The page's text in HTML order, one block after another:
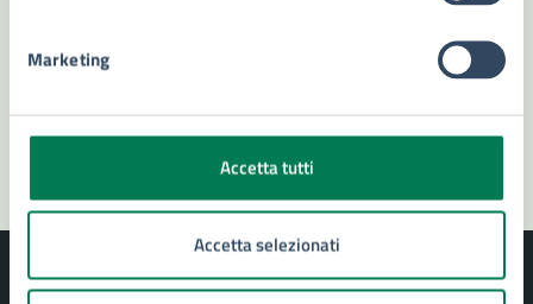
Marketing
Accetta tutti
Accetta selezionati
Problemi in città
Segnala disservizio